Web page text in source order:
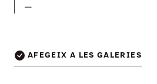
—
AFEGEIX A LES GALERIES